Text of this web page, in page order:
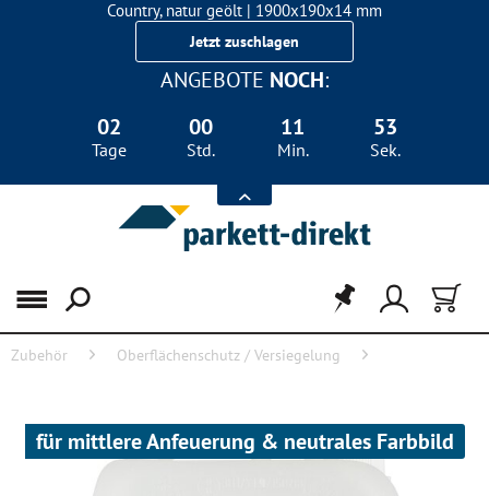
Country, natur geölt | 1900x190x14 mm
Landhausdiele Eiche für nur 29,90 €/m²
Jetzt zuschlagen
ANGEBOTE NOCH:
02
Tage
00
Std.
11
Min.
52
Sek.
Menü
Zubehör
Oberflächenschutz / Versiegelung
für mittlere Anfeuerung & neutrales Farbbild